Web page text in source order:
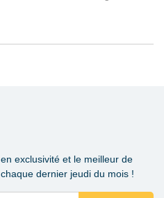
exclusivité et le meilleur de
dernier jeudi du mois !